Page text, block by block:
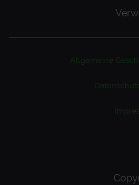
Allgemeine